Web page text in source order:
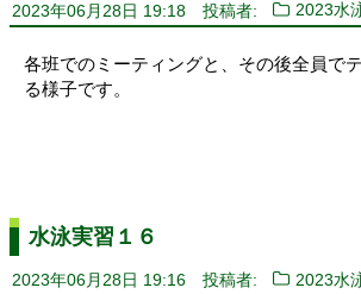
2023年06月28日 19:18 投稿者: 2023水
各班でのミーティングと、その後全員で
る様子です。
水泳実習１６
2023年06月28日 19:16 投稿者: 2023水